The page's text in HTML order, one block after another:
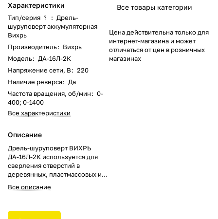
Характеристики
Тип/серия ? : Дрель-
шуруповерт аккумуляторная
Вихрь
Производитель: Вихрь
Модель: ДА-16Л-2К
Напряжение сети, В: 220
Наличие реверса: Да
Частота вращения, об/мин: 0-
400; 0-1400
Все характеристики
Описание
Дрель-шуруповерт ВИХРЬ
ДА-16Л-2К используется для
сверления отверстий в
деревянных, пластмассовых и
металлических изделиях или
для работы в качестве
оснащена 2 аккумуляторами и
Все описание
Все товары категории
Цена действительна только для
интернет-магазина и может
отличаться от цен в розничных
магазинах